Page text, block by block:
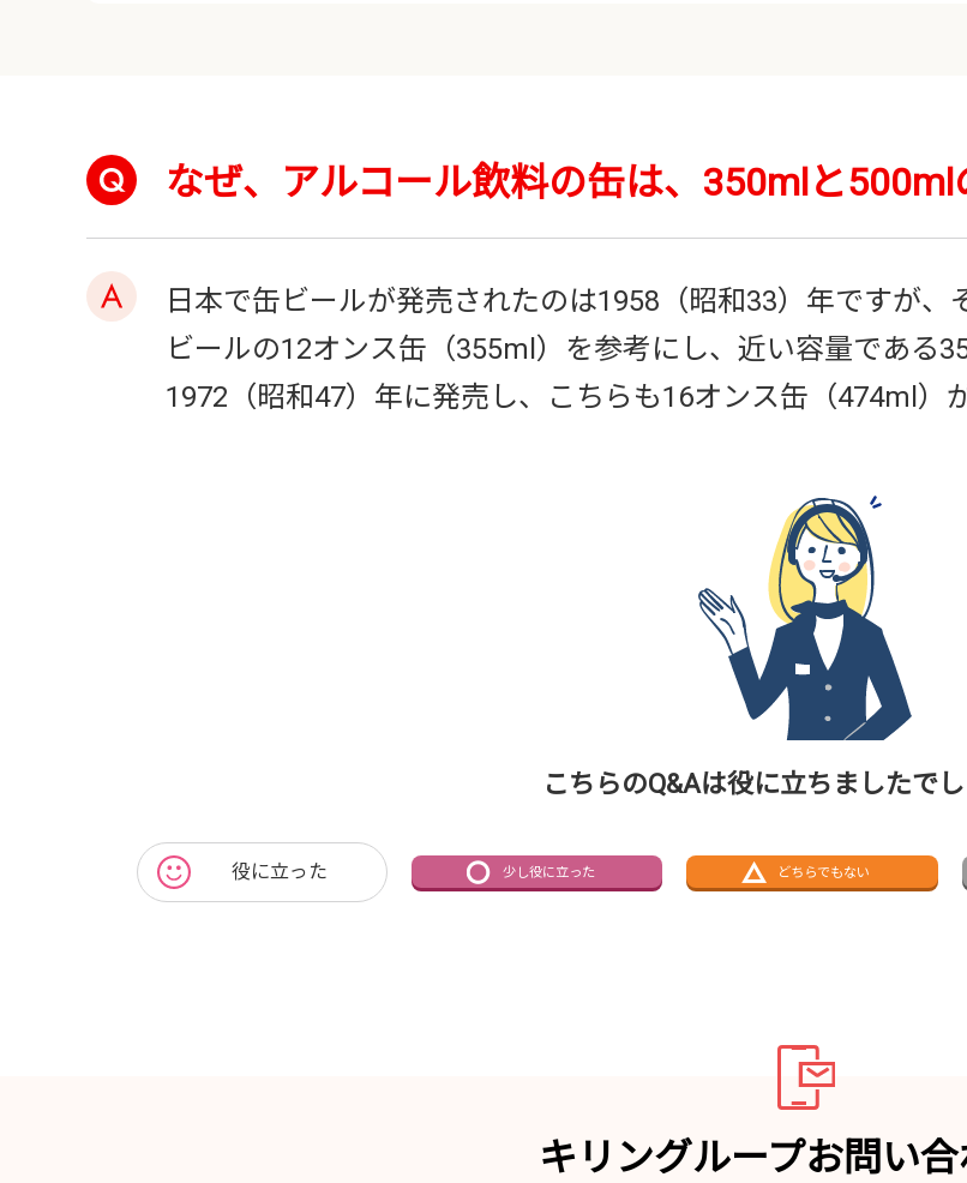
なぜ、アルコール飲料の缶は、350mlと
日本で缶ビールが発売されたのは1958（昭和33）年ですが
ビールの12オンス缶（355ml）を参考にし、近い容量である
1972（昭和47）年に発売し、こちらも16オンス缶（474ml）
こちらのQ&Aは役に立ちましたで
役に立った 少し役に立った どちらでもない
キリングループお問い